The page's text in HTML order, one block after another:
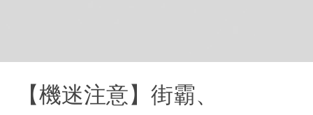
【機迷注意】街霸、